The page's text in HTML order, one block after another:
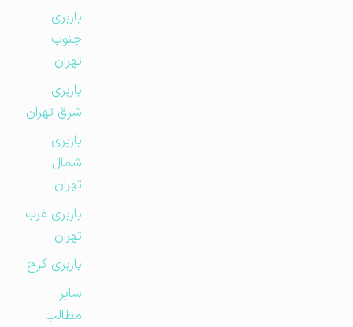
باربری
جنوب
تهران
باربری
شرق تهران
باربری
شمال
تهران
باربری غرب
تهران
باربری کرج
مطالب